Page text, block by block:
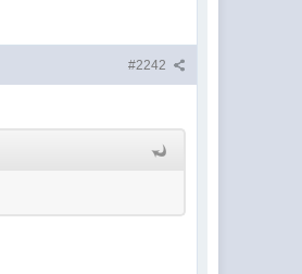
#2242